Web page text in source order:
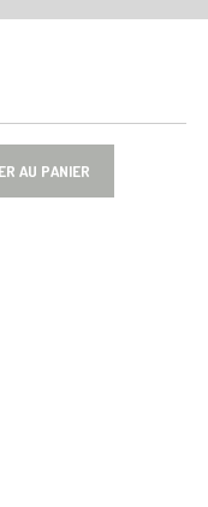
AU PANIER